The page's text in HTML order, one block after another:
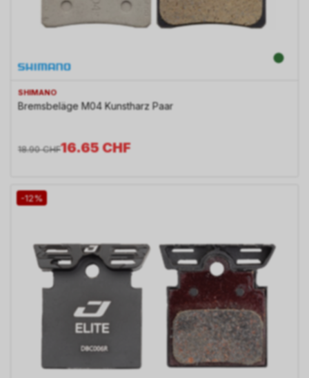
SHIMANO
Bremsbeläge M04 Kunstharz Paar
16.65CHF
18.90 CHF
-12%